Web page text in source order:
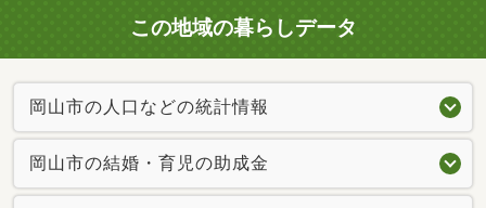
この地域の暮らしデータ
岡山市の人口などの統計情報
岡山市の結婚・育児の助成金